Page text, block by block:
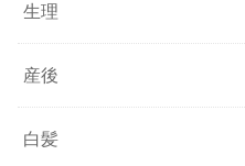
生理
産後
白髪